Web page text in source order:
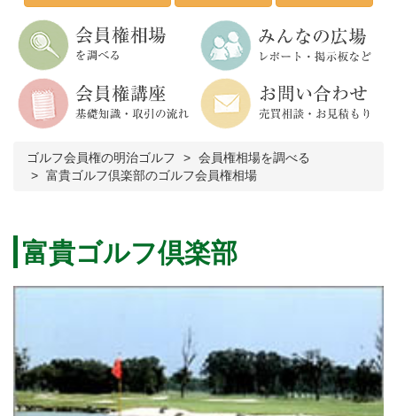
ゴルフ会員権の明治ゴルフ
会員権相場を調べる
富貴ゴルフ倶楽部のゴルフ会員権相場
富貴ゴルフ倶楽部